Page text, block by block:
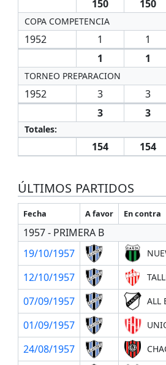
150
150
COPA COMPETENCIA
1952 1 1
1
1
TORNEO PREPARACION
1952 3 3
3
3
Totales:
154 154
ÚLTIMOS PARTIDOS
Fecha A favor En contra
1957 - PRIMERA B
19/10/1957
12/10/1957
07/09/1957
ALL
01/09/1957
24/08/1957